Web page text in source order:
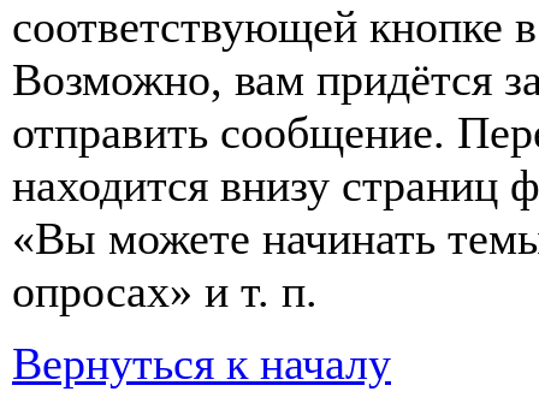
соответствующей кнопке
Возможно, вам придётся
отправить сообщение.
находится внизу
«Вы можете начинать
опросах» и т. п.
Вернуться к началу